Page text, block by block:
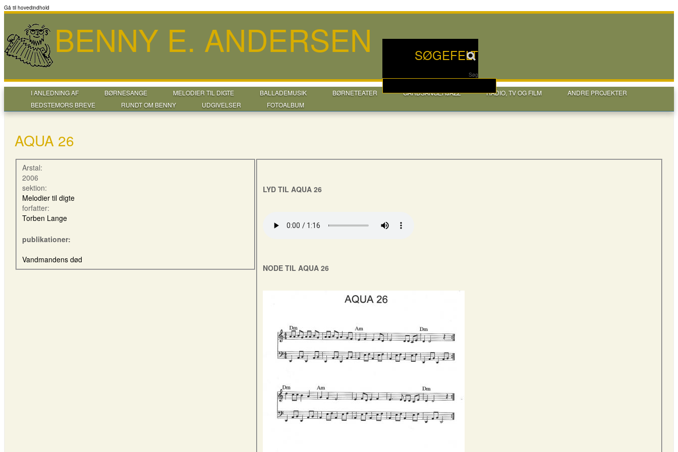
Gå til hovedindhold
SØGEFELT
Søg
BENNY E. ANDERSEN
I ANLEDNING AF BØRNESANGE MELODIER TIL DIGTE BALLADEMUSIK BØRNETEATER GÅRDSANGERJAZZ RADIO, TV OG FILM
ANDRE PROJEKTER
BEDSTEMORS BREVE
RUNDT OM BENNY UDGIVELSER FOTOALBUM
AQUA 26
Arstal:
2006
sektion:
Melodier til digte
forfatter:
Torben Lange
publikationer:
Vandmandens død
LYD TIL AQUA 26
NODE TIL AQUA 26